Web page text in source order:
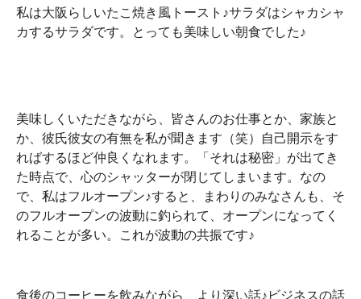
私は大阪らしいたこ焼き風トースト♪サラダはシャカシャ
カするサラダです。とっても美味しい朝食でした♪
美味しくいただきながら、皆さんのお仕事とか、家族と
か、彼氏彼女の有無を私が聞きます（笑）自己開示をす
ればするほど仲良くなれます。「それは秘密」が出てき
た時点で、心のシャッターが閉じてしまいます。なの
で、私はフルオープン♪すると、まわりのみなさんも、そ
のフルオープンの波動に釣られて、オープンになってく
れることが多い。これが波動の共振です♪
食後のコーヒーを飲みながら、より深い話♪ビジネスの話